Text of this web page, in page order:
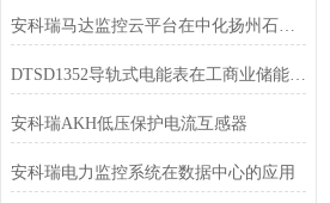
安科瑞马达监控云平台在中化扬州石化码头仓储项目的应用
DTSD1352导轨式电能表在工商业储能场景中的应用
安科瑞AKH低压保护电流互感器
安科瑞电力监控系统在数据中心的应用